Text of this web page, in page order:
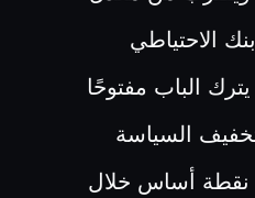
الاحتياطي
الباب مفتوحًا
السياسة
النقدية بمقدار 25 نقطة أساس خلال